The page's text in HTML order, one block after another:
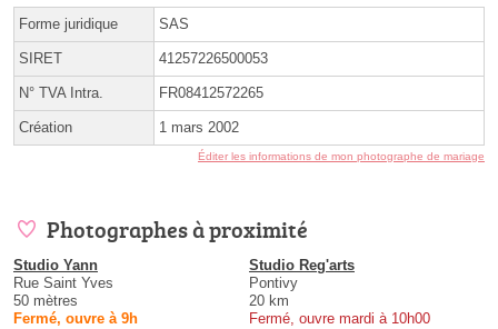
Forme juridique SAS
SIRET 41257226500053
N° TVA Intra. FR08412572265
Création 1 mars 2002
Éditer les informations de mon photographe de mariage
Photographes à proximité
Studio Yann
Rue Saint Yves
50 mètres
Fermé, ouvre à 9h
Studio Reg'arts
Pontivy
20 km
Fermé, ouvre mardi à 10h00